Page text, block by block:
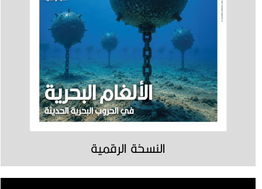
النسخة الرقمية